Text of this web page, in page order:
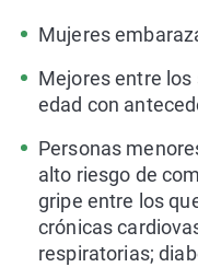
Mujeres
Mejores entre los
edad con
Personas
alto riesgo de
gripe entre los
crónicas
respiratorias;